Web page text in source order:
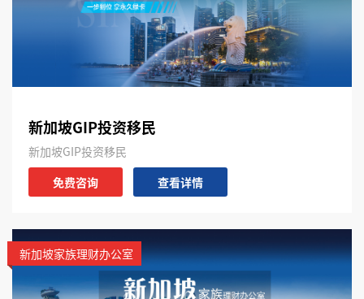
新加坡GIP投资移民
新加坡GIP投资移民
免费咨询
查看详情
新加坡家族理财办公室